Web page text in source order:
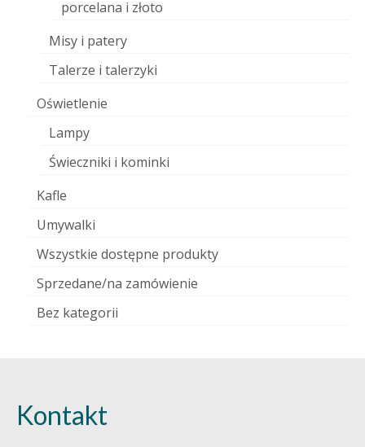
porcelana i złoto
Misy i patery
Talerze i talerzyki
Oświetlenie
Lampy
Świeczniki i kominki
Kafle
Umywalki
Wszystkie dostępne produkty
Sprzedane/na zamówienie
Bez kategorii
Kontakt